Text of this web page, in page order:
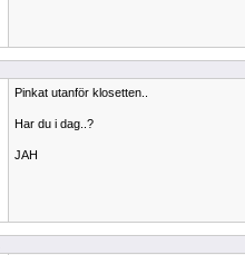
Pinkat utanför klosetten..
Har du i dag..?
JAH